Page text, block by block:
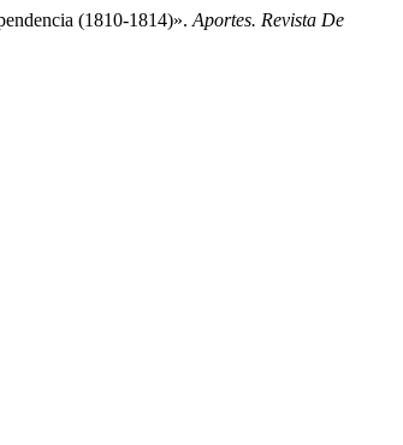
(1810-1814)». Aportes. Revista De